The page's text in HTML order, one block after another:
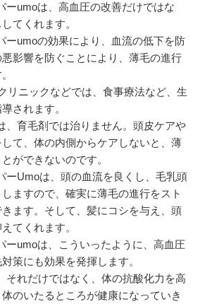
ーumoは、高血圧の改善だけではな
てくれます。
ーumoの効果により、血流の低下を防
影響を防ぐことにより、薄毛の進行
リニックなどでは、食事療法など、生
されます。
、育毛剤では治りません。頭皮ケアや
て、体の内側からケアしないと、薄
ができないのです。
ーUmoは、頭の血流を良くし、毛乳頭
ますので、確実に薄毛の進行をスト
ます。そして、髪にコシを与え、頭
てくれます。
ーumoは、こういったように、高血圧
策にも効果を発揮します。
それだけではなく、体の抗酸化力を高
のいたるところが健康になっていき